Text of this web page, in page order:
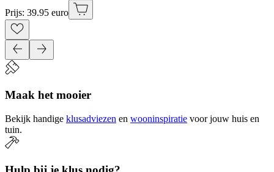
Prijs: 39.95 euro
Maak het mooier
Bekijk handige klusadviezen en wooninspiratie voor jouw huis en
tuin.